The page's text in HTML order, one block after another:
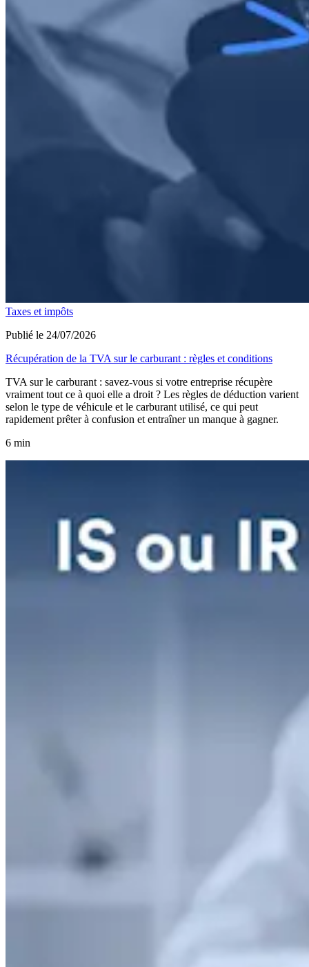
Taxes et impôts
Publié le 24/07/2026
Récupération de la TVA sur le carburant : règles et conditions
TVA sur le carburant : savez-vous si votre entreprise récupère
vraiment tout ce à quoi elle a droit ? Les règles de déduction varient
selon le type de véhicule et le carburant utilisé, ce qui peut
rapidement prêter à confusion et entraîner un manque à gagner.
6 min